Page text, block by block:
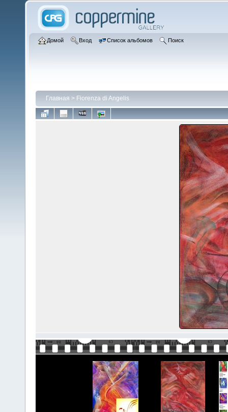
Домой Вход Список альбомов Поиск
Главная > Fiorenza di Angelis